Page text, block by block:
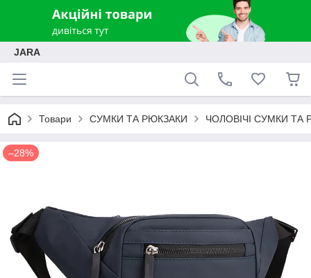
JARA
Товари СУМКИ ТА РЮКЗАКИ ЧОЛОВІЧІ СУМКИ ТА
–28%